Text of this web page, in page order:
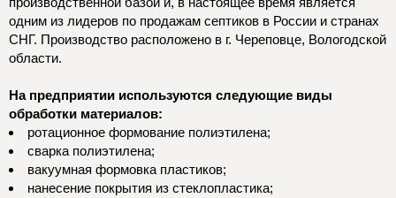
одним из лидеров по продажам септиков в России и странах
СНГ. Производство расположено в г. Череповце, Вологодской
области.
На предприятии используются следующие виды
обработки материалов:
ротационное формование полиэтилена;
сварка полиэтилена;
вакуумная формовка пластиков;
нанесение покрытия из стеклопластика;